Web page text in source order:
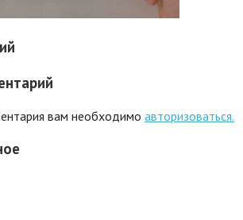
вам необходимо авторизоваться.